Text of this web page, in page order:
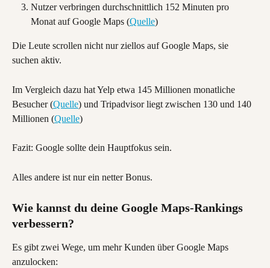
Nutzer verbringen durchschnittlich 152 Minuten pro
Monat auf Google Maps (Quelle)
Die Leute scrollen nicht nur ziellos auf Google Maps, sie
suchen aktiv.
Im Vergleich dazu hat Yelp etwa 145 Millionen monatliche
Besucher (Quelle) und Tripadvisor liegt zwischen 130 und 140
Millionen (Quelle)
Fazit: Google sollte dein Hauptfokus sein.
Alles andere ist nur ein netter Bonus.
Wie kannst du deine Google Maps-Rankings
verbessern?
Es gibt zwei Wege, um mehr Kunden über Google Maps
anzulocken: